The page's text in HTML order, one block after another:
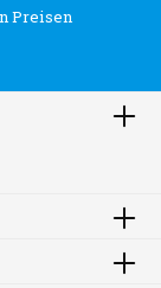
Preisen